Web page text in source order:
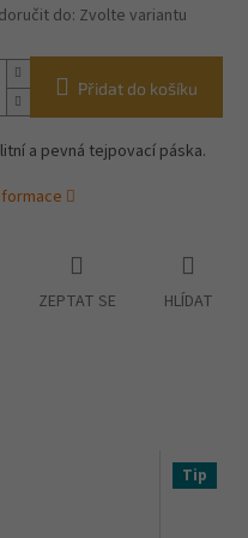
do: Zvolte variantu
Přidat do košíku
a pevná tejpovací páska.
ZEPTAT SE HLÍDAT
Tip